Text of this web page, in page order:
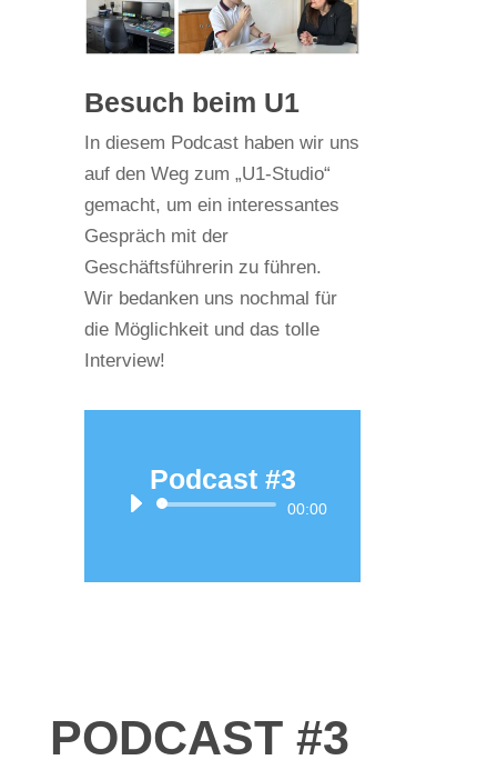
Besuch beim U1
In diesem Podcast haben wir uns
auf den Weg zum „U1-Studio“
gemacht, um ein interessantes
Gespräch mit der
Geschäftsführerin zu führen.
Wir bedanken uns nochmal für
die Möglichkeit und das tolle
Interview!
Podcast #3
Audio-
00:00
PODCAST #3